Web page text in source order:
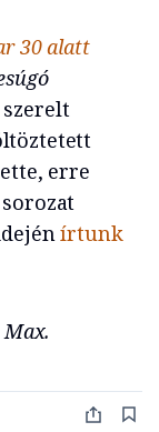
30 alatt
erre
írtunk